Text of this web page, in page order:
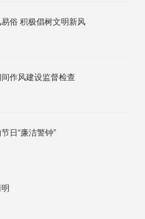
俗 积极倡树文明新风
作风建设监督检查
日“廉洁警钟”